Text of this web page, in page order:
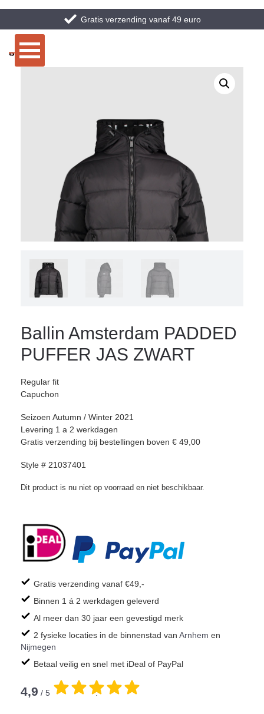
Gratis verzending vanaf 49 euro
Ballin Amsterdam PADDED
PUFFER JAS ZWART
Regular fit
Capuchon
Seizoen Autumn / Winter 2021
Levering 1 a 2 werkdagen
Gratis verzending bij bestellingen boven € 49,00
Style # 21037401
Dit product is nu niet op voorraad en niet beschikbaar.
Gratis verzending vanaf €49,-
Binnen 1 á 2 werkdagen geleverd
Al meer dan 30 jaar een gevestigd merk
2 fysieke locaties in de binnenstad van Arnhem en
Nijmegen
Betaal veilig en snel met iDeal of PayPal
4,9 / 5 .